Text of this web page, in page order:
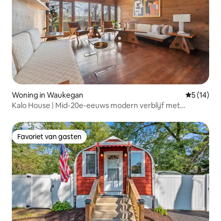
Woning in Waukegan
5 (14)
Kalo House | Mid-20e-eeuws modern verblijf met
Favoriet van gasten
Favoriet van gasten